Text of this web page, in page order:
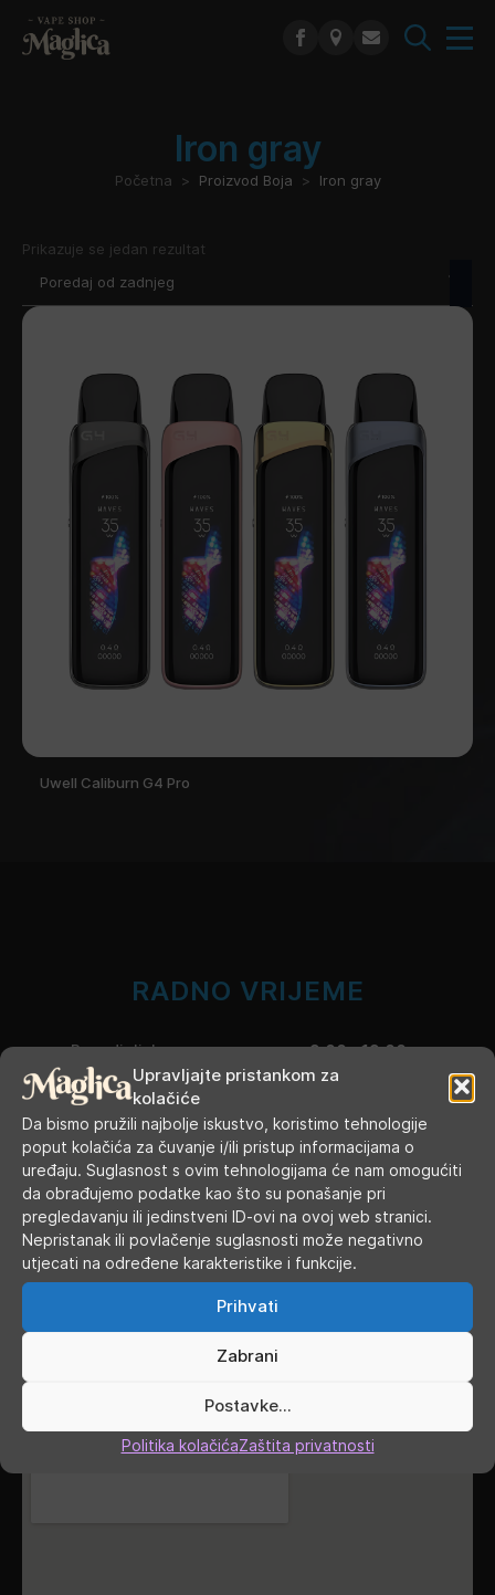
Upravljajte pristankom za
kolačiće
Da bismo pružili najbolje iskustvo, koristimo tehnologije
poput kolačića za čuvanje i/ili pristup informacijama o
uređaju. Suglasnost s ovim tehnologijama će nam omogućiti
da obrađujemo podatke kao što su ponašanje pri
pregledavanju ili jedinstveni ID-ovi na ovoj web stranici.
Nepristanak ili povlačenje suglasnosti može negativno
utjecati na određene karakteristike i funkcije.
Prihvati
Zabrani
Postavke...
Politika kolačićaZaštita privatnosti
Iron gray
Početna Proizvod Boja Iron gray
Prikazuje se jedan rezultat
Uwell Caliburn G4 Pro
RADNO VRIJEME
Ponedjeljak 9.00 - 19.00
Utorak
Srijeda 9.00 - 16.00
Četvrtak 9.00 - 16.00
Petak 9.00 - 19.00